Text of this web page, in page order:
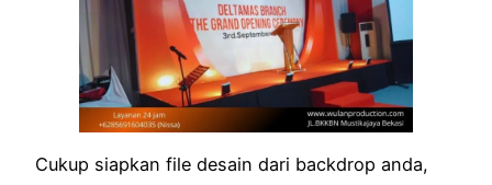
Cukup siapkan file desain dari backdrop anda,